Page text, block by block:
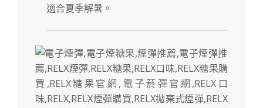
適合夏季解暑。